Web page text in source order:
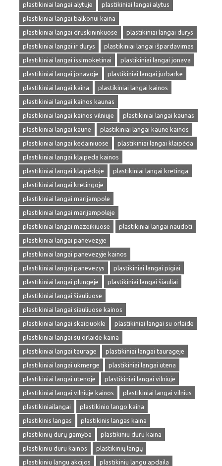
plastikiniai langai alytuje
plastikiniai langai alytus
plastikiniai langai balkonui kaina
plastikiniai langai druskininkuose
plastikiniai langai durys
plastikiniai langai ir durys
plastikiniai langai išpardavimas
plastikiniai langai issimoketinai
plastikiniai langai jonava
plastikiniai langai jonavoje
plastikiniai langai jurbarke
plastikiniai langai kaina
plastikiniai langai kainos
plastikiniai langai kainos kaunas
plastikiniai langai kainos vilniuje
plastikiniai langai kaunas
plastikiniai langai kaune
plastikiniai langai kaune kainos
plastikiniai langai kedainiuose
plastikiniai langai klaipėda
plastikiniai langai klaipeda kainos
plastikiniai langai klaipėdoje
plastikiniai langai kretinga
plastikiniai langai kretingoje
plastikiniai langai marijampole
plastikiniai langai marijampoleje
plastikiniai langai mazeikiuose
plastikiniai langai naudoti
plastikiniai langai panevezyje
plastikiniai langai panevezyje kainos
plastikiniai langai panevezys
plastikiniai langai pigiai
plastikiniai langai plungeje
plastikiniai langai šiauliai
plastikiniai langai šiauliuose
plastikiniai langai siauliuose kainos
plastikiniai langai skaiciuokle
plastikiniai langai su orlaide
plastikiniai langai su orlaide kaina
plastikiniai langai taurage
plastikiniai langai taurageje
plastikiniai langai ukmerge
plastikiniai langai utena
plastikiniai langai utenoje
plastikiniai langai vilniuje
plastikiniai langai vilniuje kainos
plastikiniai langai vilnius
plastikiniailangai
plastikinio lango kaina
plastikinis langas
plastikinis langas kaina
plastikinių durų gamyba
plastikiniu duru kaina
plastikiniu duru kainos
plastikinių langų
plastikiniu langu akcijos
plastikiniu langu apdaila